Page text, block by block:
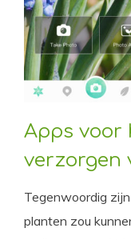
Apps voor
verzorgen
Tegenwoordig
planten zou